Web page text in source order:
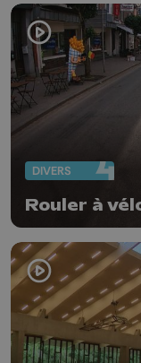
DIVERS
Rouler à